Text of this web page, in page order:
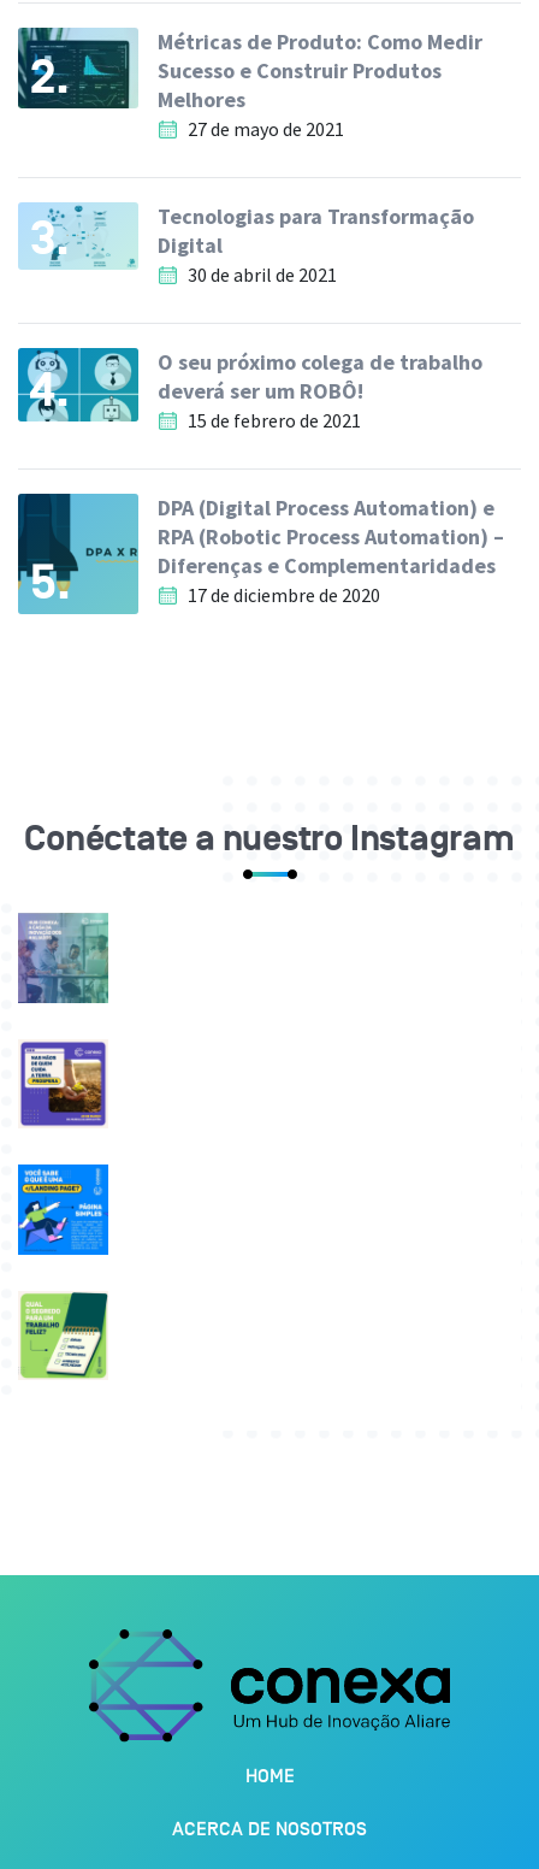
2.
Métricas de Produto: Como Medir
Sucesso e Construir Produtos
Melhores
27 de mayo de 2021
3.
Tecnologias para Transformação
Digital
30 de abril de 2021
4.
O seu próximo colega de trabalho
deverá ser um ROBÔ!
15 de febrero de 2021
5.
DPA (Digital Process Automation) e
RPA (Robotic Process Automation) –
Diferenças e Complementaridades
17 de diciembre de 2020
Conéctate a nuestro Instagram
HOME
ACERCA DE NOSOTROS